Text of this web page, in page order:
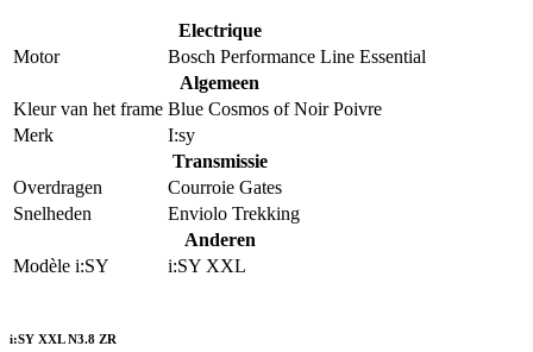
Electrique
Motor
Bosch Performance Line Essential
Algemeen
Kleur van het frame Blue Cosmos ofNoir Poivre
Merk
I:sy
Transmissie
Overdragen
Courroie Gates
Snelheden
Enviolo Trekking
Anderen
Modèle i:SY
i:SY XXL
i:SY XXL N3.8 ZR